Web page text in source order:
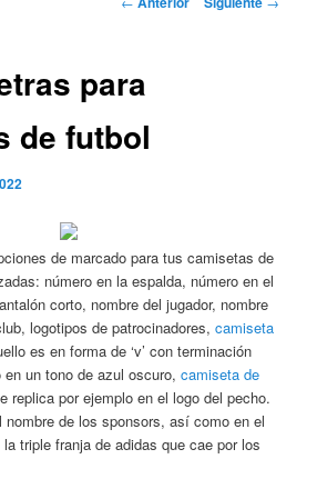
para
de futbol
de marcado para tus camisetas de
número en la espalda, número en el
corto, nombre del jugador, nombre
logotipos de patrocinadores,camiseta
es en forma de ‘v’ con terminación
en un tono de azul oscuro,camiseta de
replica por ejemplo en el logo del pecho.
de los sponsors, así como en el
triple franja de adidas que cae por los